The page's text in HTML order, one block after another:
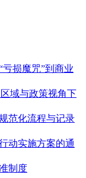
损魔咒”到商业
域与政策视角下
范化流程与记录
动实施方案的通
制度